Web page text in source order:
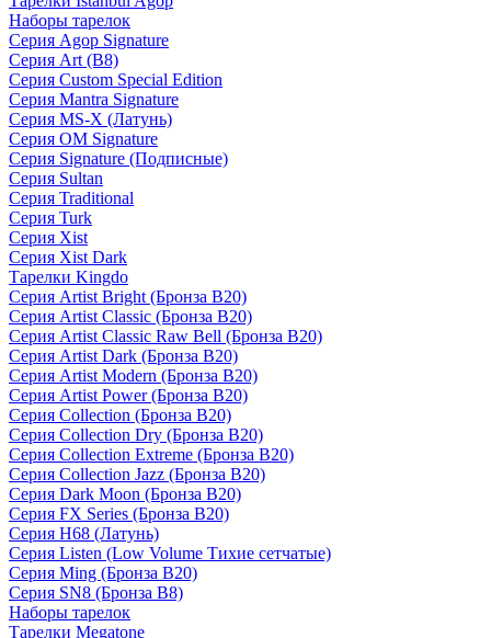
Наборы тарелок
Серия Agop Signature
Серия Art (B8)
Серия Custom Special Edition
Серия Mantra Signature
Серия MS-X (Латунь)
Серия OM Signature
Серия Signature (Подписные)
Серия Sultan
Серия Traditional
Серия Turk
Серия Xist
Серия Xist Dark
Тарелки Kingdo
Серия Artist Bright (Бронза B20)
Серия Artist Classic (Бронза B20)
Серия Artist Classic Raw Bell (Бронза B20)
Серия Artist Dark (Бронза B20)
Серия Artist Modern (Бронза B20)
Серия Artist Power (Бронза B20)
Серия Collection (Бронза B20)
Серия Collection Dry (Бронза B20)
Серия Collection Extreme (Бронза B20)
Серия Collection Jazz (Бронза B20)
Серия Dark Moon (Бронза B20)
Серия FX Series (Бронза B20)
Серия H68 (Латунь)
Серия Listen (Low Volume Тихие сетчатые)
Серия Ming (Бронза B20)
Серия SN8 (Бронза B8)
Наборы тарелок
Тарелки Megatone